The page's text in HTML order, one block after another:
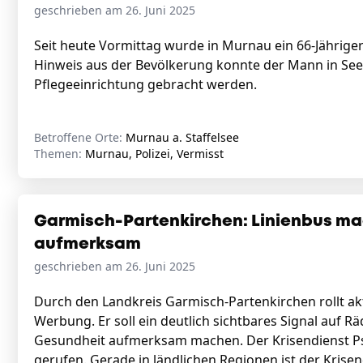
geschrieben am 26. Juni 2025
Seit heute Vormittag wurde in Murnau ein 66-
Hinweis aus der Bevölkerung konnte der Mann in
Pflegeeinrichtung gebracht werden.
Betroffene Orte: Murnau a. Staffelsee
Themen: Murnau, Polizei, Vermisst
Garmisch-Partenkirchen: Linienbus
aufmerksam
geschrieben am 26. Juni 2025
Durch den Landkreis Garmisch-Partenkirchen rollt
Werbung. Er soll ein deutlich sichtbares Signal auf
Gesundheit aufmerksam machen. Der Krisendienst